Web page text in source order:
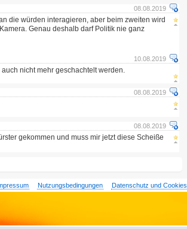
08.08.2019
die würden interagieren, aber beim zweiten wird
Genau deshalb darf Politik nie ganz
10.08.2019
nicht mehr geschachtelt werden.
08.08.2019
08.08.2019
gekommen und muss mir jetzt diese Scheiße
Nutzungsbedingungen Datenschutz und Cookies